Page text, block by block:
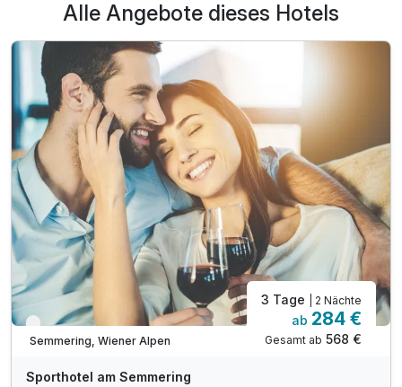
Alle Angebote dieses Hotels
Nur noch bis Oktober
Semmering, Wiener Alpen
3 Tage | 2 Nächte
ab 284 €
Gesamt ab 568 €
Sporthotel am Semmering